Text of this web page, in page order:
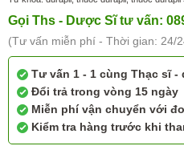
Gọi Ths - Dược Sĩ tư vấn:
(Tư vấn miễn phí - Thời gian: 24/
Tư vấn 1 - 1 cùng Thạc sĩ -
Đổi trả trong vòng 15 ngày
Miễn phí vận chuyển với
Kiểm tra hàng trước khi